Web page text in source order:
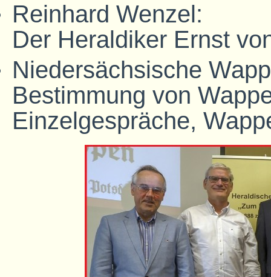
Reinhard Wenzel:
Der Heraldiker Ernst
Niedersächsische
Bestimmung von
Einzelgespräche,